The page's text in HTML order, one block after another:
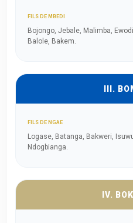
FILS DE MBEDI
Bojongo, Jebale, Malimba,
Balole, Bakem.
III.
FILS DE NGAE
Logase, Batanga, Bakweri,
Ndogbianga.
IV.